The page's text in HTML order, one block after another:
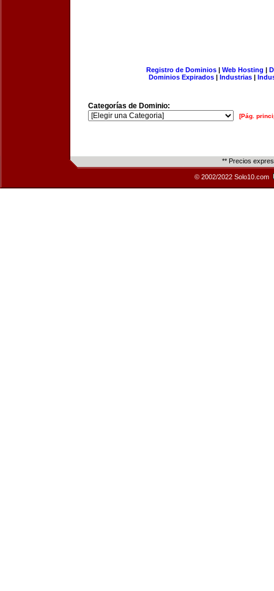
Registro de Dominios| Web Hosting |
Dominios Expirados | Industrias |
Categorías de Dominio:
[Pág.
** Precios
© 2002/2022 Solo10.com